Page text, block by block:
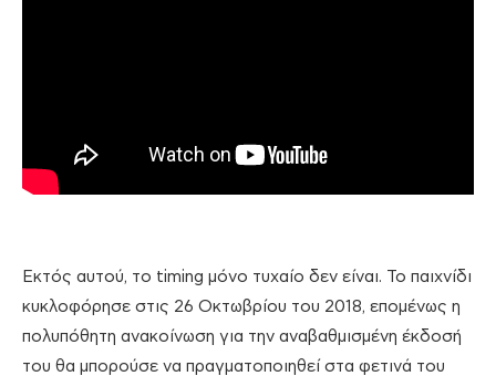
Εκτός αυτού, το timing μόνο τυχαίο δεν είναι. Το παιχνίδι
κυκλοφόρησε στις 26 Οκτωβρίου του 2018, επομένως η
πολυπόθητη ανακοίνωση για την αναβαθμισμένη έκδοσή
του θα μπορούσε να πραγματοποιηθεί στα φετινά του